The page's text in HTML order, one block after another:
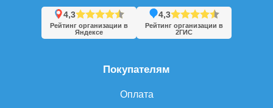
Покупателям
Оплата
4,3
Рейтинг организации в
Яндексе
4,3
Рейтинг организации в
2ГИС